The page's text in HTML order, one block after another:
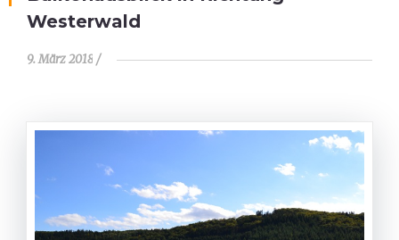
Westerwald
9. März 2018